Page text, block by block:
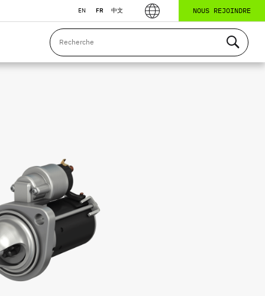
EN FR 中文 NOUS REJOINDRE